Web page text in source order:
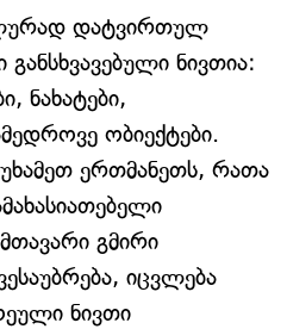
დატვირთულ
ნივთია:
ნახატები,
ობიექტები.
ერთმანეთს, რათა
გმირი
იცვლება
ნივთი